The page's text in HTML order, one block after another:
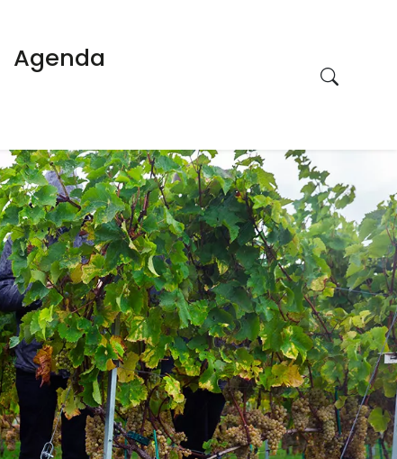
Agenda